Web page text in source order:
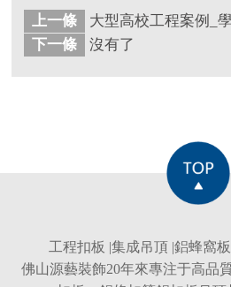
上一條
下一條
沒有了
工程扣板 |集成吊頂|鋁蜂窩板
佛山源藝裝飾20年來專注于高品